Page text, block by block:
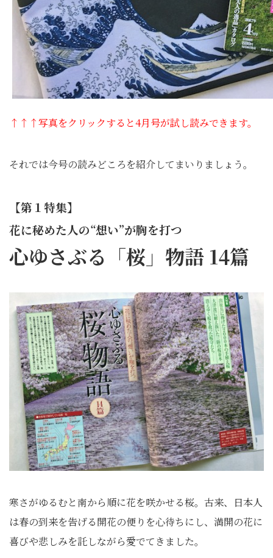
↑↑↑写真をクリックすると4月号が試し読みできます。
それでは今号の読みどころを紹介してまいりましょう。
【第１特集】
花に秘めた人の“想い”が胸を打つ
心ゆさぶる「桜」物語 14篇
寒さがゆるむと南から順に花を咲かせる桜。古来、日本人
は春の到来を告げる開花の便りを心待ちにし、満開の花に
喜びや悲しみを託しながら愛でてきました。